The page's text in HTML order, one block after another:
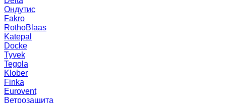
Ондутис
Fakro
RothoBlaas
Katepal
Docke
Tyvek
Tegola
Klober
Finka
Eurovent
Ветрозащита